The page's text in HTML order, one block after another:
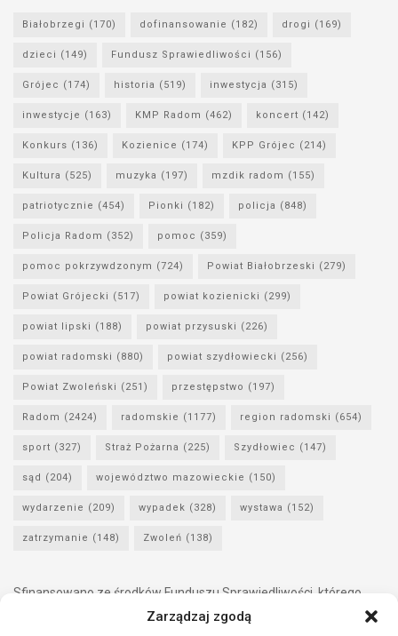
Zarządzaj zgodą
Białobrzegi (170) dofinansowanie (182) drogi (169)
dzieci (149) Fundusz Sprawiedliwości (156)
Grójec (174) historia (519) inwestycja (315)
inwestycje (163) KMP Radom (462) koncert (142)
Konkurs (136) Kozienice (174) KPP Grójec (214)
Kultura (525) muzyka (197) mzdik radom (155)
patriotycznie (454) Pionki (182) policja (848)
Policja Radom (352) pomoc (359)
pomoc pokrzywdzonym (724) Powiat Białobrzeski (279)
Powiat Grójecki (517) powiat kozienicki (299)
powiat lipski (188) powiat przysuski (226)
powiat radomski (880) powiat szydłowiecki (256)
Powiat Zwoleński (251) przestępstwo (197)
Radom (2424) radomskie (1177) region radomski (654)
sport (327) Straż Pożarna (225) Szydłowiec (147)
sąd (204) województwo mazowieckie (150)
wydarzenie (209) wypadek (328) wystawa (152)
zatrzymanie (148) Zwoleń (138)
Sfinansowano ze środków Funduszu Sprawiedliwości, którego
dysponentem jest Minister Sprawiedliwości.